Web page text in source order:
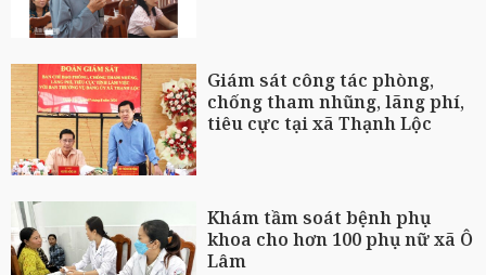
Giám sát công tác phòng,
chống tham nhũng, lãng phí,
tiêu cực tại xã Thạnh Lộc
Khám tầm soát bệnh phụ
khoa cho hơn 100 phụ nữ xã Ô
Lâm